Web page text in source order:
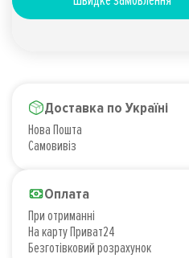
Доставка по Україні
Нова Пошта
Самовивіз
Оплата
При отриманні
На карту Приват24
Безготівковий розрахунок